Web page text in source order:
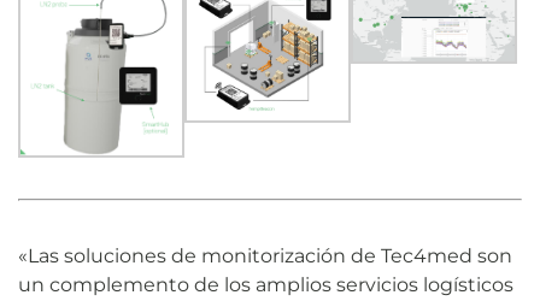
«Las soluciones de monitorización de Tec4med son
un complemento de los amplios servicios logísticos